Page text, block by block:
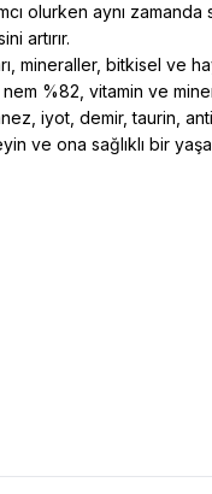
olurken aynı
artırır.
mineraller, bitkisel ve
%82, vitamin ve
iyot, demir, taurin,
ve ona sağlıklı bir